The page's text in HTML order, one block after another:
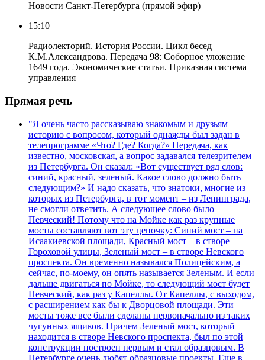
Новости Санкт-Петербурга (прямой эфир)
15:10
Радиолекторий. История России. Цикл бесед
К.М.Александрова. Передача 98: Соборное уложение
1649 года. Экономические статьи. Приказная система
управления
Прямая речь
"Я очень часто рассказываю знакомым и друзьям
историю с вопросом, который однажды был задан в
телепрограмме «Что? Где? Когда?» Передача, как
известно, московская, а вопрос задавался телезрителем
из Петербурга. Он сказал: «Вот существует ряд слов:
синий, красный, зеленый. Какое слово должно быть
следующим?» И надо сказать, что знатоки, многие из
которых из Петербурга, в тот момент – из Ленинграда,
не смогли ответить. А следующее слово было –
Певческий! Потому что на Мойке как раз крупные
мосты составляют вот эту цепочку: Синий мост – на
Исаакиевской площади, Красный мост – в створе
Гороховой улицы, Зеленый мост – в створе Невского
проспекта. Он временно назывался Полицейским, а
сейчас, по-моему, он опять называется Зеленым. И если
дальше двигаться по Мойке, то следующий мост будет
Певческий, как раз у Капеллы. От Капеллы, с выходом,
с расширением как бы к Дворцовой площади. Эти
мосты тоже все были сделаны первоначально из таких
чугунных ящиков. Причем Зеленый мост, который
находится в створе Невского проспекта, был по этой
конструкции построен первым и стал образцовым. В
Петербурге очень любят образцовые проекты. Еще в